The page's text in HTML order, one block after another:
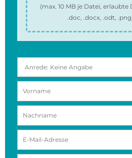
(max. 10 MBje Datei, erlaubte
.doc, .docx, .odt,